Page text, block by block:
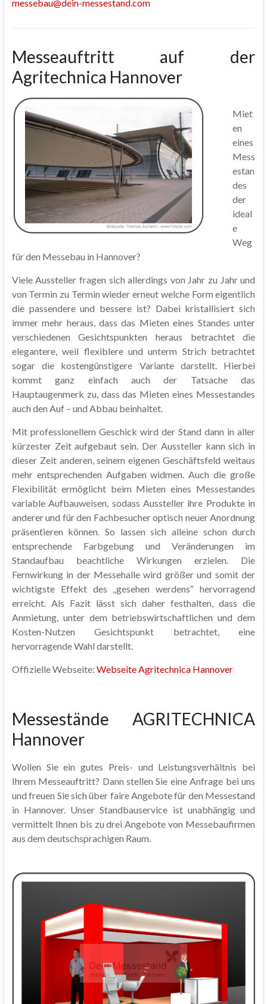
messebau@dein-messestand.com
Messeauftritt auf der
Agritechnica Hannover
Miet
en
eines
Mess
estan
des
der
ideal
e
Weg
für den Messebau in Hannover?
Viele Aussteller fragen sich allerdings von Jahr zu Jahr und
von Termin zu Termin wieder erneut welche Form eigentlich
die passendere und bessere ist? Dabei kristallisiert sich
immer mehr heraus, dass das Mieten eines Standes unter
verschiedenen Gesichtspunkten heraus betrachtet die
elegantere, weil flexiblere und unterm Strich betrachtet
sogar die kostengünstigere Variante darstellt. Hierbei
kommt ganz einfach auch der Tatsache das
Hauptaugenmerk zu, dass das Mieten eines Messestandes
auch den Auf – und Abbau beinhaltet.
Mit professionellem Geschick wird der Stand dann in aller
kürzester Zeit aufgebaut sein. Der Aussteller kann sich in
dieser Zeit anderen, seinem eigenen Geschäftsfeld weitaus
mehr entsprechenden Aufgaben widmen. Auch die große
Flexibilität ermöglicht beim Mieten eines Messestandes
variable Aufbauweisen, sodass Aussteller ihre Produkte in
anderer und für den Fachbesucher optisch neuer Anordnung
präsentieren können. So lassen sich alleine schon durch
entsprechende Farbgebung und Veränderungen im
Standaufbau beachtliche Wirkungen erzielen. Die
Fernwirkung in der Messehalle wird größer und somit der
wichtigste Effekt des „gesehen werdens“ hervorragend
erreicht. Als Fazit lässt sich daher festhalten, dass die
Anmietung, unter dem betriebswirtschaftlichen und dem
Kosten-Nutzen Gesichtspunkt betrachtet, eine
hervorragende Wahl darstellt.
Offizielle Webseite: Webseite Agritechnica Hannover
Messestände AGRITECHNICA
Hannover
Wollen Sie ein gutes Preis- und Leistungsverhältnis bei
Ihrem Messeauftritt? Dann stellen Sie eine Anfrage bei uns
und freuen Sie sich über faire Angebote für den Messestand
in Hannover. Unser Standbauservice ist unabhängig und
vermittelt Ihnen bis zu drei Angebote von Messebaufirmen
aus dem deutschsprachigen Raum.